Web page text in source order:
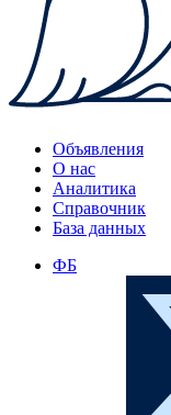
Объявления
О нас
Аналитика
Справочник
База данных
ФБ